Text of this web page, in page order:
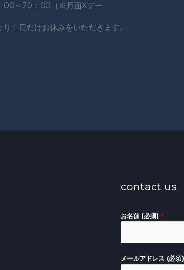
00～20：00（※月面Xデー
１日だけお休みをいただきます。
contact us
お名前 (必須) *
メールアドレス (必須)